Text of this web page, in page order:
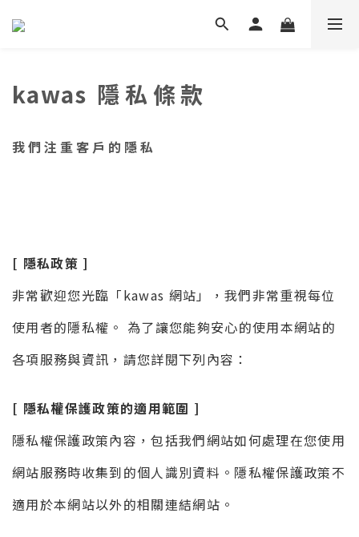
kawas 隱私條款
我們注重客戶的隱私
[ 隱私政策 ]
非常歡迎您光臨「kawas 網站」，我們非常重視每位
使用者的隱私權。 為了讓您能夠安心的使用本網站的
各項服務與資訊，請您詳閱下列內容：
[ 隱私權保護政策的適用範圍 ]
隱私權保護政策內容，包括我們網站如何處理在您使用
網站服務時收集到的個人識別資料。隱私權保護政策不
適用於本網站以外的相關連結網站。